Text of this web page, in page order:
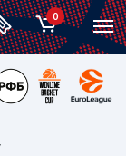
0